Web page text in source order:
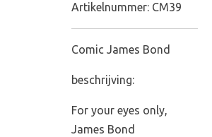
Artikelnummer: CM39
Comic James Bond
beschrijving:
For your eyes only,
James Bond